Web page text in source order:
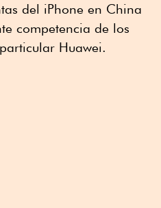
del iPhone en China
competencia de los
Huawei.